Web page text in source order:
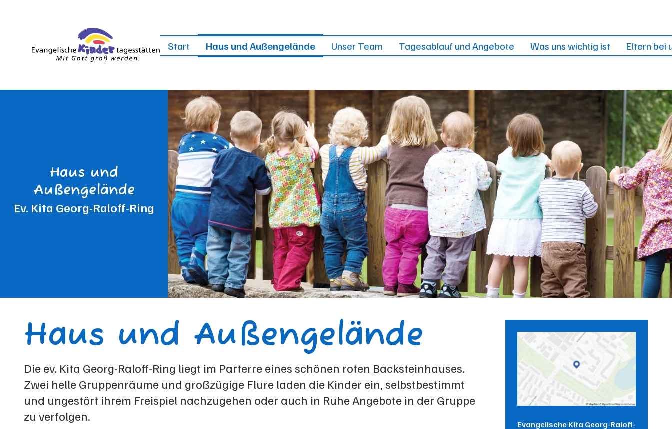
Start Haus und Außengelände Unser Team Tagesablauf und Angebote
Kita-Plus
Angebote für die Kinder
Frühstück/Mittagessen
Was uns wichtig ist
Unser Menschenbild
Unser Träger
Eltern bei
Haus und
Außengelände
Ev. Kita Georg-Raloff-Ring
Haus und Außengelände
Die ev. Kita Georg-Raloff-Ring liegt im Parterre eines schönen roten Backsteinhauses.
Zwei helle Gruppenräume und großzügige Flure laden die Kinder ein, selbstbestimmt
und ungestört ihrem Freispiel nachzugehen oder auch in Ruhe Angebote in der Gruppe
zu verfolgen.
Evangelische Kita Georg-Raloff-